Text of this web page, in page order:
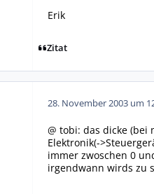
Erik
Zitat
28. November 2003 um
@ tobi: das dicke (bei
Elektronik(-
immer zwoschen 0
irgendwann wirds zu